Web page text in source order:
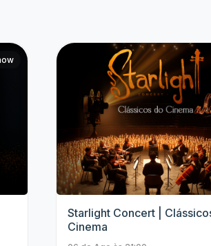
Starlight Concert | Queen &
Coldplay
06 de Ago às 21:00
Embu das Artes, SP